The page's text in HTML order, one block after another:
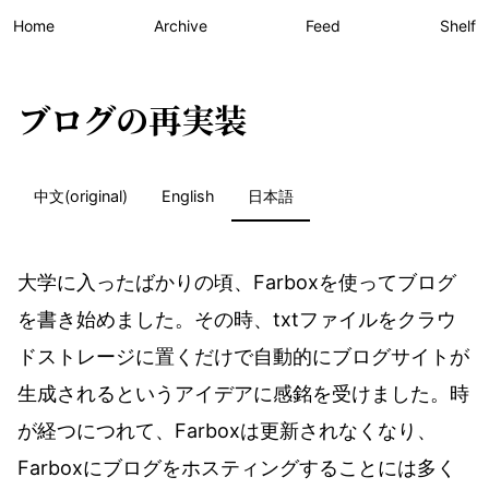
Home Archive Feed Shelf
ブログの再実装
中文(original) English 日本語
大学に入ったばかりの頃、Farboxを使ってブログ
を書き始めました。その時、txtファイルをクラウ
ドストレージに置くだけで自動的にブログサイトが
生成されるというアイデアに感銘を受けました。時
が経つにつれて、Farboxは更新されなくなり、
Farboxにブログをホスティングすることには多く